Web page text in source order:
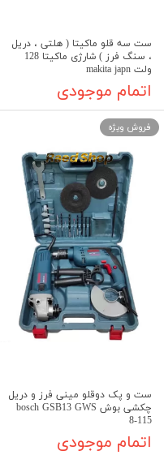
ست سه قلو ماکیتا ( هلتی ، دریل
، سنگ فرز ) شارژی ماکیتا 128
ولت makita japn
اتمام موجودی
ست و پک دوقلو مینی فرز و دریل
چکشی بوش bosch GSB13 GWS
8-115
اتمام موجودی
فروش ویژه